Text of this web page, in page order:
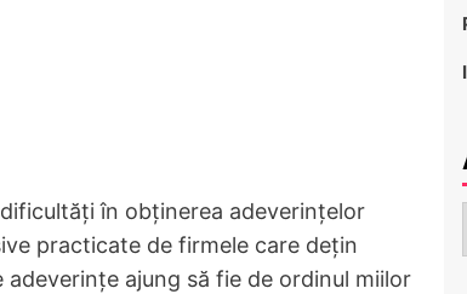
în obținerea adeverințelor
practicate de firmele care dețin
ajung să fie de ordinul miilor